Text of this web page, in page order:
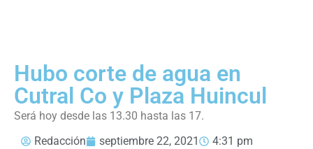
Hubo corte de agua en
Cutral Co y Plaza Huincul
Será hoy desde las 13.30 hasta las 17.
Redacción
septiembre 22, 2021 4:31 pm